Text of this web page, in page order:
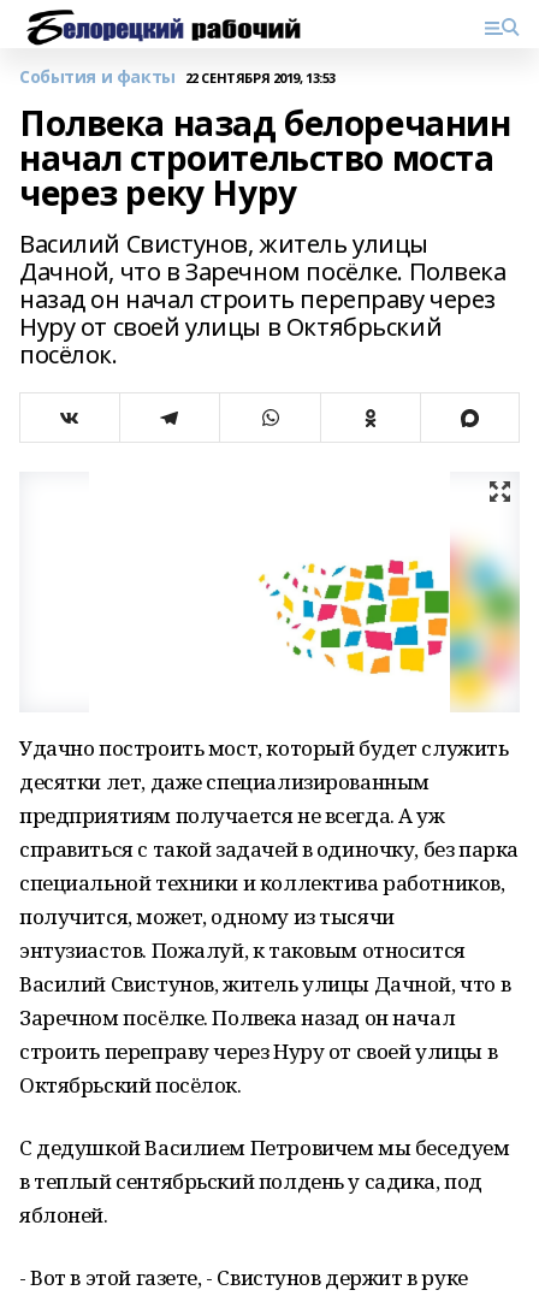
События и факты 22 СЕНТЯБРЯ 2019, 13:53
Полвека назад белоречанин
начал строительство моста
через реку Нуру
Василий Свистунов, житель улицы
Дачной, что в Заречном посёлке. Полвека
назад он начал строить переправу через
Нуру от своей улицы в Октябрьский
посёлок.
Удачно построить мост, который будет служить
десятки лет, даже специализированным
предприятиям получается не всегда. А уж
справиться с такой задачей в одиночку, без парка
специальной техники и коллектива работников,
получится, может, одному из тысячи
энтузиастов. Пожалуй, к таковым относится
Василий Свистунов, житель улицы Дачной, что в
Заречном посёлке. Полвека назад он начал
строить переправу через Нуру от своей улицы в
Октябрьский посёлок.
С дедушкой Василием Петровичем мы беседуем
в теплый сентябрьский полдень у садика, под
яблоней.
- Вот в этой газете, - Свистунов держит в руке